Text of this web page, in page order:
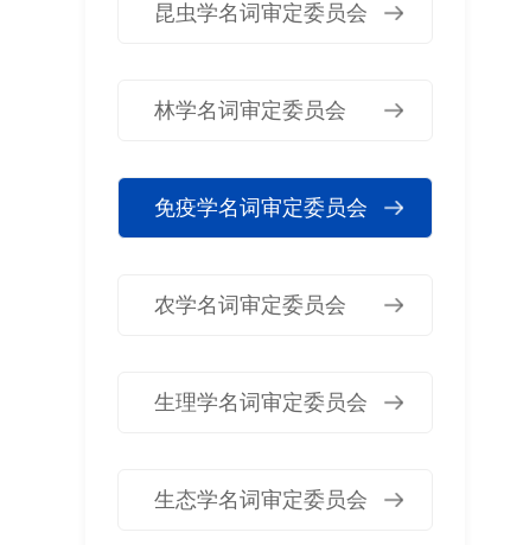
昆虫学名词审定委员会
林学名词审定委员会
免疫学名词审定委员会
农学名词审定委员会
生理学名词审定委员会
生态学名词审定委员会